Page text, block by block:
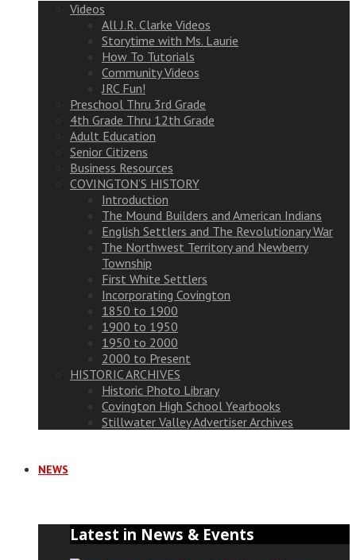
Videos
All J.R. Clarke Videos
Storytime with Ms. Laurie
How To Tutorials
Community Videos
JRC Fun!
Preschool Thru 3rd Grade
4th Grade Thru 12th Grade
Adult Education
Senior Citizens
Business Resources
COVINGTON’S HISTORY
Introduction
The Mound Builders and American Indians
English Settlers and The Revolutionary War
The Northwest Territory and Newberry
Township
First White Settlers
Incorporating Covington
1850 to 1900
1900 to 1950
1950 to 2000
2000 to Present
HISTORIC ARCHIVES
Historic Photo Library
Covington High School Yearbooks
Stillwater Valley Advertiser Archives
NEWS
Latest in News & Events